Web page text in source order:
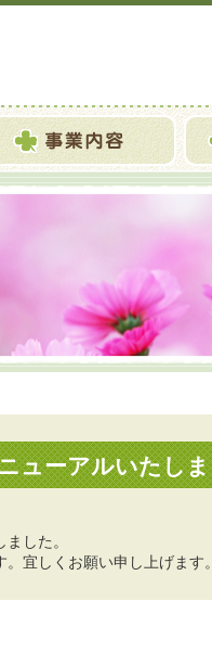
ューアルいたし
した。
。宜しくお願い申し上げます